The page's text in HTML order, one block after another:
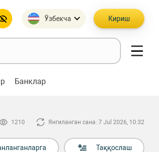
Ўзбекча Кириш
Банклар
1210 Янгиланган сана: 7 Jul 2026, 10:32
Таққослаш